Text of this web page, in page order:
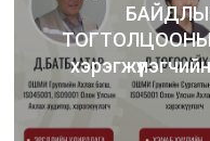
ТОГТОЛЦООНЫ